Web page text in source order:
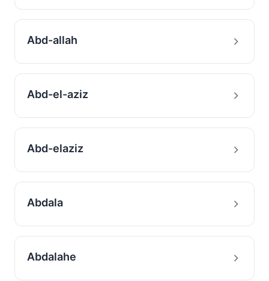
Abd-allah
Abd-el-aziz
Abd-elaziz
Abdala
Abdalahe